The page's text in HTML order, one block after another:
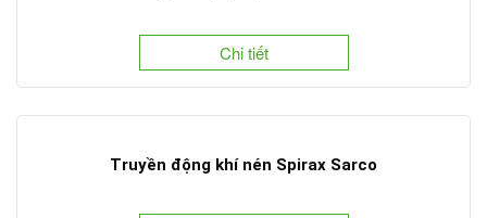
Chi tiết
Truyền động khí nén Spirax Sarco